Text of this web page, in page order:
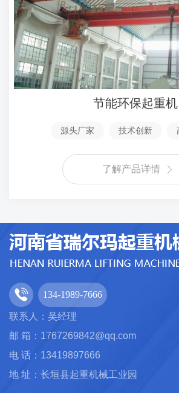
节能环保起重机
源头厂家 技术创新
了解产品详情
134-1989-7666
联系人：吴经理
邮 箱：1767269842@qq.com
电 话：13419897666
地 址：长垣县起重机械工业园